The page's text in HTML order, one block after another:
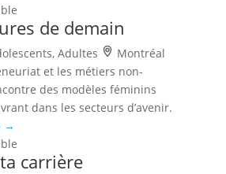
de demain
Adultes
Montréal
et les métiers non-
des modèles féminins
dans les secteurs d’avenir.
→
carrière